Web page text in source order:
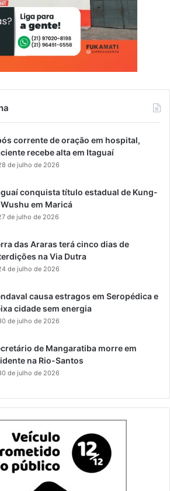
corrente de oração em hospital,
recebe alta em Itaguaí
de julho de 2026
conquista título estadual de Kung-
em Maricá
de julho de 2026
das Araras terá cinco dias de
na Via Dutra
de julho de 2026
causa estragos em Seropédica e
cidade sem energia
de julho de 2026
de Mangaratiba morre em
na Rio-Santos
de julho de 2026